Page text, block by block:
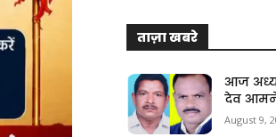
ताज़ा खबरे
आज
देव
August 9,